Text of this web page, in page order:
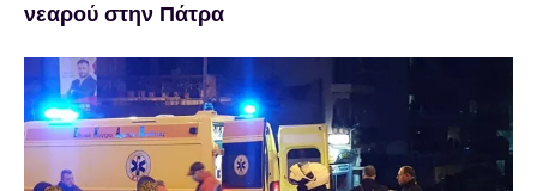
νεαρού στην Πάτρα
Προβολή
μεγαλύτερης
εικόνας